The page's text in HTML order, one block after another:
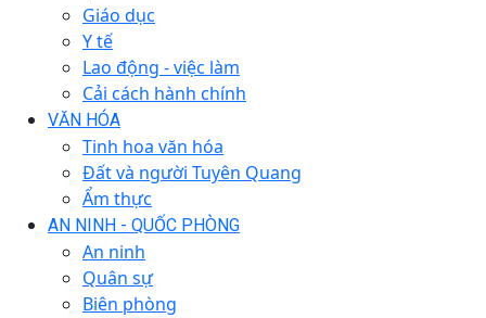
Giáo dục
Y tế
Lao động - việc làm
Cải cách hành chính
VĂN HÓA
Tinh hoa văn hóa
Đất và người Tuyên Quang
Ẩm thực
AN NINH - QUỐC PHÒNG
An ninh
Quân sự
Biên phòng